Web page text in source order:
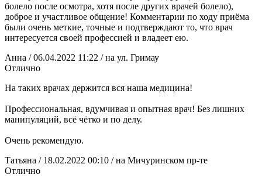
болело после осмотра, хотя после других врачей болело),
доброе и участливое общение! Комментарии по ходу приёма
были очень меткие, точные и подтверждают то, что врач
интересуется своей профессией и владеет ею.
Анна / 06.04.2022 11:22 / на ул. Гримау
Отлично
На таких врачах держится вся наша медицина!
Профессиональная, вдумчивая и опытная врач! Без лишних
манипуляций, всё чётко и по делу.
Очень рекомендую.
Татьяна / 18.02.2022 00:10 / на Мичуринском пр-те
Отлично